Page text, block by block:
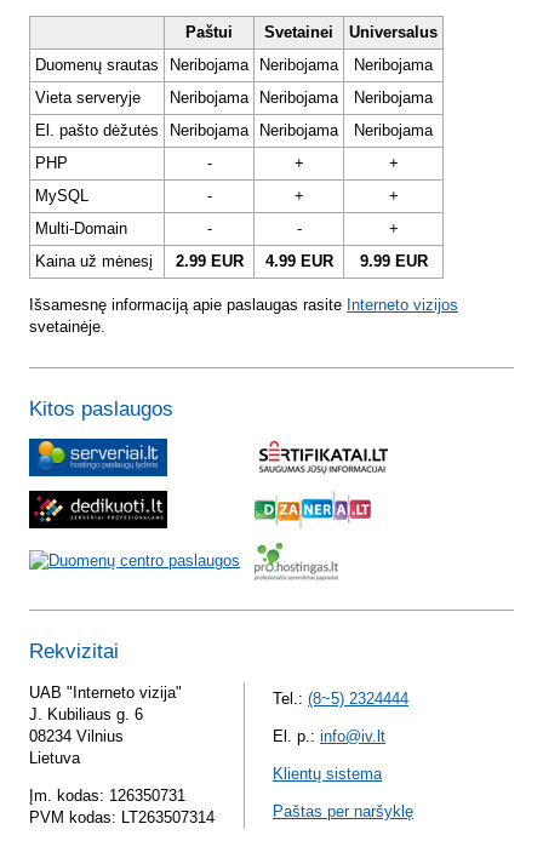
Paštui Svetainei
Universalus
Duomenų srautas
Neribojama Neribojama
Neribojama
Vieta serveryje
Neribojama Neribojama
Neribojama
El. pašto dėžutės
Neribojama Neribojama
Neribojama
PHP
- +
+
MySQL
- +
+
Multi-Domain
- -
+
Kaina už mėnesį
2.99 EUR 4.99 EUR 9.99 EUR
Išsamesnę informaciją apie paslaugas rasite Interneto vizijos
svetainėje.
Kitos paslaugos
Rekvizitai
UAB "Interneto vizija"
J. Kubiliaus g. 6
08234 Vilnius
Lietuva
Įm. kodas: 126350731
PVM kodas: LT263507314
Tel.: (8~5) 2324444
El. p.: info@iv.lt
Klientų sistema
Paštas per naršyklę